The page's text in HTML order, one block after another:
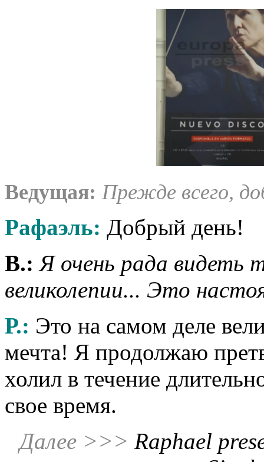
Ведущая: Прежде всего,
Рафаэль: Добрый день!
В.: Я очень рада видеть
великолепии... Это
Р.: Это на самом деле
мечта! Я продолжаю
холил в течение
свое время.
Далее >>> Raphael